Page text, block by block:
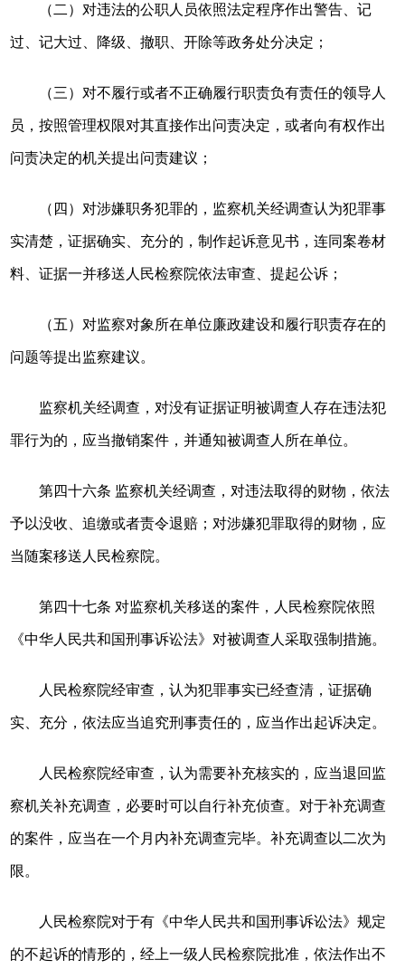
（二）对违法的公职人员依照法定程序作出警告、记
过、记大过、降级、撤职、开除等政务处分决定；
（三）对不履行或者不正确履行职责负有责任的领导人
员，按照管理权限对其直接作出问责决定，或者向有权作出
问责决定的机关提出问责建议；
（四）对涉嫌职务犯罪的，监察机关经调查认为犯罪事
实清楚，证据确实、充分的，制作起诉意见书，连同案卷材
料、证据一并移送人民检察院依法审查、提起公诉；
（五）对监察对象所在单位廉政建设和履行职责存在的
问题等提出监察建议。
监察机关经调查，对没有证据证明被调查人存在违法犯
罪行为的，应当撤销案件，并通知被调查人所在单位。
第四十六条 监察机关经调查，对违法取得的财物，依法
予以没收、追缴或者责令退赔；对涉嫌犯罪取得的财物，应
当随案移送人民检察院。
第四十七条 对监察机关移送的案件，人民检察院依照
《中华人民共和国刑事诉讼法》对被调查人采取强制措施。
人民检察院经审查，认为犯罪事实已经查清，证据确
实、充分，依法应当追究刑事责任的，应当作出起诉决定。
人民检察院经审查，认为需要补充核实的，应当退回监
察机关补充调查，必要时可以自行补充侦查。对于补充调查
的案件，应当在一个月内补充调查完毕。补充调查以二次为
限。
人民检察院对于有《中华人民共和国刑事诉讼法》规定
的不起诉的情形的，经上一级人民检察院批准，依法作出不